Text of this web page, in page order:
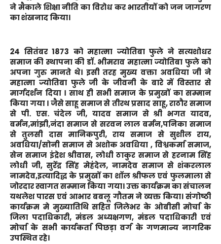
ने मैकाले शिक्षा नीति का विरोध कर भारतीयों को जन जागरण
का शंखनाद किया।
24 सितंबर 1873 को महात्मा ज्योतिबा फुले ने सत्यशोधर
समाज की स्थापना की डॉ. भीमराव महात्मा ज्योतिबा फुले को
अपना गुरु मानते थे। इसी तरह मुख्य वक्ता अवधिया जी ने
महात्मा ज्योतिबा फुले जी के जीवनी के बारे में विस्तार से
मार्गदर्शन दिया । साथ ही सभी समाज के प्रमुखों का सम्मान
किया गया । जैसे साहू समाज से तीरथ प्रसाद साहू, राठौर समाज
से पी. एस. चंदेल जी, यादव समाज से श्री भगत यादव,
बर्मन,मांझी,नंदा समाज से सरवन लाल बर्मन,पनिका समाज
से तुलसी दास मानिकपुरी, राय समाज से सुशील राय,
अवधिया/सोनी समाज से अशोक अवधिया , विश्वकर्मा समाज,
सेन समाज इंद्रेश श्रीवास, लोधी ठाकुर समाज से हरनाम सिंह
लोधी जी, सुरेंद्र सिंह मेहंदेल, नामदेव समाज से शंकरलाल
नामदेव,इत्यादिद्ध के प्रमुखों का शाॅल श्रीफल एवं फुलमाला से
जोरदार स्वागत सम्मान किया गया। उक्त कार्यक्रम का संचालन
यथलेश पारस एवं आभार बबलू गौतम ने व्यक्त किया। संगोष्ठी
कार्यक्रम मे मुख्यातिथि सहित जिलेभर के ओबीसी मोर्चा के
जिला पदाधिकारी, मंडल अध्यक्षगण, मंडल पदाधिकारी एवं
मोर्चा के सभी कार्यकर्ता पिछड़ा वर्ग के गणमान्य नागरिक
उपस्थित रहे।